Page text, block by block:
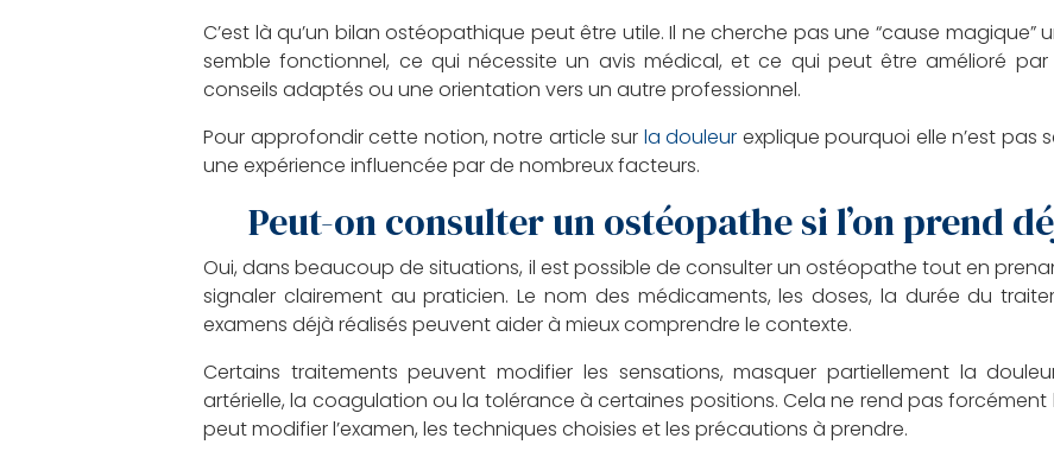
C’est là qu’un bilan ostéopathique peut être utile. Il ne cherche pas une “cause magique”
semble fonctionnel, ce qui nécessite un avis médical, et ce qui peut être amélioré
conseils adaptés ou une orientation vers un autre professionnel.
Pour approfondir cette notion, notre article sur la douleur explique pourquoi elle n’est pas
une expérience influencée par de nombreux facteurs.
Peut-on consulter un ostéopathe si l’on prend
Oui, dans beaucoup de situations, il est possible de consulter un ostéopathe tout en
signaler clairement au praticien. Le nom des médicaments, les doses, la durée du
examens déjà réalisés peuvent aider à mieux comprendre le contexte.
Certains traitements peuvent modifier les sensations, masquer partiellement la
artérielle, la coagulation ou la tolérance à certaines positions. Cela ne rend pas
peut modifier l’examen, les techniques choisies et les précautions à prendre.